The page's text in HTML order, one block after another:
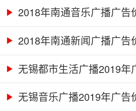
2018年南通音乐广播广告
2018年南通新闻广播广告
无锡都市生活广播2019年
无锡音乐广播2019年广告